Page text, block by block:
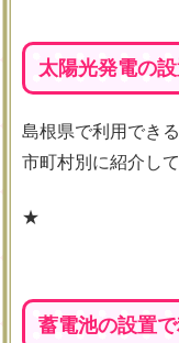
太陽光発電の
島根県で利用でき
市町村別に紹介して
★
蓄電池の設置